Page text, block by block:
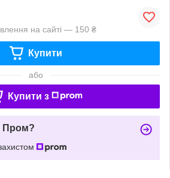
на сайті — 150 ₴
Купити
або
Купити з
Пром?